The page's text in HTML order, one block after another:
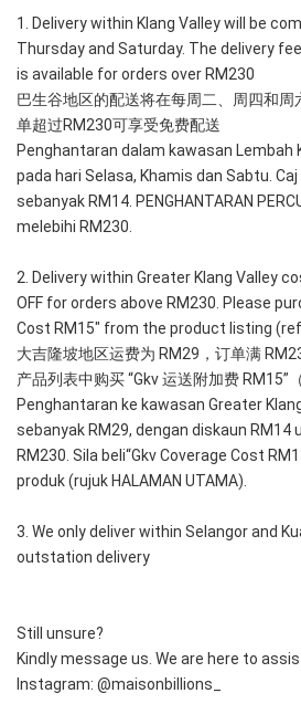
1. Delivery within Klang Valley will be
Thursday and Saturday. The delivery fee
is available for orders over RM230
巴生谷地区的配送将在每周二、周四和
单超过RM230可享受免费配送
Penghantaran dalam kawasan Lembah
pada hari Selasa, Khamis dan Sabtu.
sebanyak RM14. PENGHANTARAN
melebihi RM230.
2. Delivery within Greater Klang Valley
OFF for orders above RM230. Please
Cost RM15" from the product listing
大吉隆坡地区运费为 RM29，订单满
产品列表中购买 “Gkv 运送附加费 RM15”
Penghantaran ke kawasan Greater
sebanyak RM29, dengan diskaun RM14
RM230. Sila beli“Gkv Coverage Cost
produk (rujuk HALAMAN UTAMA).
3. We only deliver within Selangor and
outstation delivery
Still unsure?
Kindly message us. We are here to
Instagram: @maisonbillions_